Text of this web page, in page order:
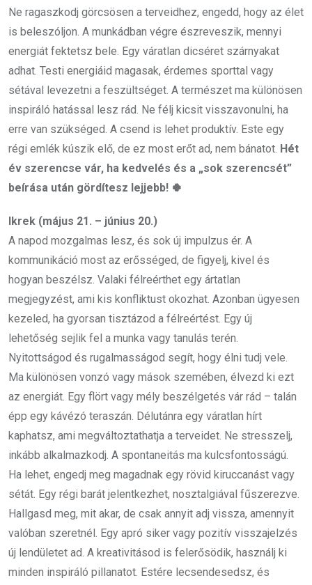
Ne ragaszkodj görcsösen a terveidhez, engedd, hogy az élet
is beleszóljon. A munkádban végre észreveszik, mennyi
energiát fektetsz bele. Egy váratlan dicséret szárnyakat
adhat. Testi energiáid magasak, érdemes sporttal vagy
sétával levezetni a feszültséget. A természet ma különösen
inspiráló hatással lesz rád. Ne félj kicsit visszavonulni, ha
erre van szükséged. A csend is lehet produktív. Este egy
régi emlék kúszik elő, de ez most erőt ad, nem bánatot. Hét
év szerencse vár, ha kedvelés és a „sok szerencsét”
beírása után gördítesz lejjebb! 🍀
Ikrek (május 21. – június 20.)
A napod mozgalmas lesz, és sok új impulzus ér. A
kommunikáció most az erősséged, de figyelj, kivel és
hogyan beszélsz. Valaki félreérthet egy ártatlan
megjegyzést, ami kis konfliktust okozhat. Azonban ügyesen
kezeled, ha gyorsan tisztázod a félreértést. Egy új
lehetőség sejlik fel a munka vagy tanulás terén.
Nyitottságod és rugalmasságod segít, hogy élni tudj vele.
Ma különösen vonzó vagy mások szemében, élvezd ki ezt
az energiát. Egy flört vagy mély beszélgetés vár rád – talán
épp egy kávézó teraszán. Délutánra egy váratlan hírt
kaphatsz, ami megváltoztathatja a terveidet. Ne stresszelj,
inkább alkalmazkodj. A spontaneitás ma kulcsfontosságú.
Ha lehet, engedj meg magadnak egy rövid kiruccanást vagy
sétát. Egy régi barát jelentkezhet, nosztalgiával fűszerezve.
Hallgasd meg, mit akar, de csak annyit adj vissza, amennyit
valóban szeretnél. Egy apró siker vagy pozitív visszajelzés
új lendületet ad. A kreativitásod is felerősödik, használj ki
minden inspiráló pillanatot. Estére lecsendesedsz, és